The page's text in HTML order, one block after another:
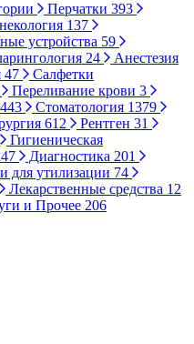
Перчатки 393
137
устройства 59
24
Анестезия
47
Салфетки
Переливание крови 3
443 Стоматология 1379
612 Рентген 31
Гигиеническая
Диагностика 201
для утилизации 74
Лекарственные средства 12
и Прочее 206